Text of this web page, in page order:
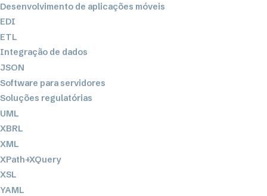
Desenvolvimento de aplicações móveis
EDI
ETL
Integração de dados
JSON
Software para servidores
Soluções regulatórias
UML
XBRL
XML
XPath+XQuery
XSL
YAML